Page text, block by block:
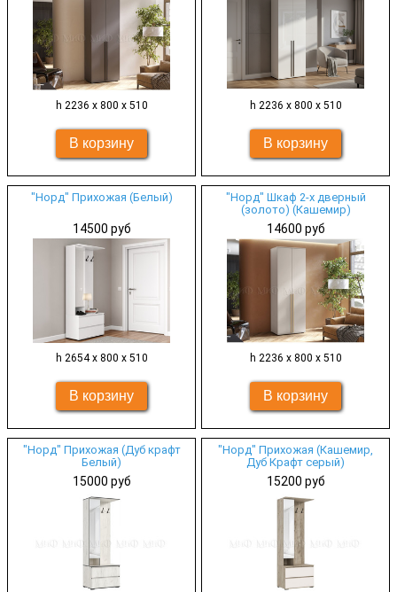
h 2236 х 800 х 510 h 2236 х 800 х 510
"Норд" Прихожая (Белый)
14500 руб
h 2654 х 800 х 510
"Норд" Шкаф 2-х дверный
(золото) (Кашемир)
14600 руб
h 2236 х 800 х 510
"Норд" Прихожая (Дуб крафт
Белый)
15000 руб
"Норд" Прихожая (Кашемир,
Дуб Крафт серый)
15200 руб